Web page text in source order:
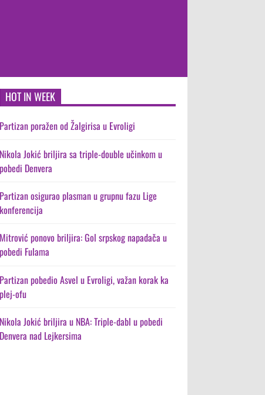
HOT IN WEEK
Partizan poražen od Žalgirisa u Evroligi
Nikola Jokić briljira sa triple-double učinkom u
pobedi Denvera
Partizan osigurao plasman u grupnu fazu Lige
konferencija
Mitrović ponovo briljira: Gol srpskog napadača u
pobedi Fulama
Partizan pobedio Asvel u Evroligi, važan korak ka
plej-ofu
Nikola Jokić briljira u NBA: Triple-dabl u pobedi
Denvera nad Lejkersima